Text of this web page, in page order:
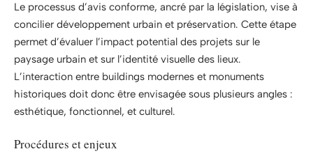
Le processus d’avis conforme, ancré par la législation, vise à
concilier développement urbain et préservation. Cette étape
permet d’évaluer l’impact potential des projets sur le
paysage urbain et sur l’identité visuelle des lieux.
L’interaction entre buildings modernes et monuments
historiques doit donc être envisagée sous plusieurs angles :
esthétique, fonctionnel, et culturel.
Procédures et enjeux